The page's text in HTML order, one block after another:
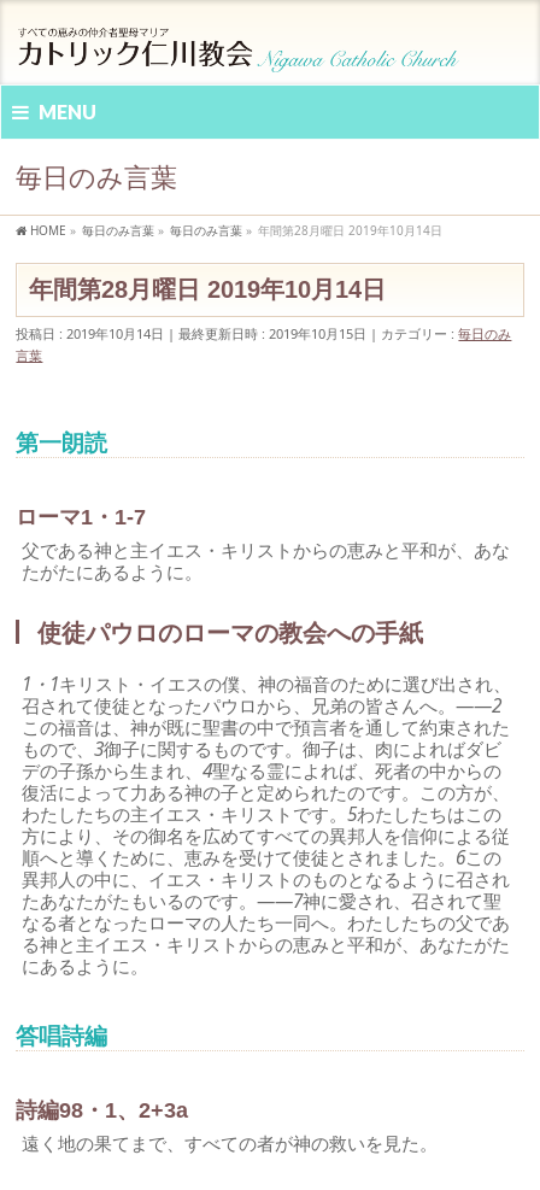
MENU
毎日のみ言葉
HOME » 毎日のみ言葉 » 毎日のみ言葉 » 年間第28月曜日 2019年10月14日
年間第28月曜日 2019年10月14日
投稿日 : 2019年10月14日 最終更新日時 : 2019年10月15日 カテゴリー :毎日のみ
言葉
第一朗読
ローマ1・1-7
父である神と主イエス・キリストからの恵みと平和が、あな
たがたにあるように。
使徒パウロのローマの教会への手紙
1・1キリスト・イエスの僕、神の福音のために選び出され、
召されて使徒となったパウロから、兄弟の皆さんへ。――2
この福音は、神が既に聖書の中で預言者を通して約束された
もので、3御子に関するものです。御子は、肉によればダビ
デの子孫から生まれ、4聖なる霊によれば、死者の中からの
復活によって力ある神の子と定められたのです。この方が、
わたしたちの主イエス・キリストです。5わたしたちはこの
方により、その御名を広めてすべての異邦人を信仰による従
順へと導くために、恵みを受けて使徒とされました。 6この
異邦人の中に、イエス・キリストのものとなるように召され
たあなたがたもいるのです。――7神に愛され、召されて聖
なる者となったローマの人たち一同へ。わたしたちの父であ
る神と主イエス・キリストからの恵みと平和が、あなたがた
にあるように。
答唱詩編
詩編98・1、2+3a
遠く地の果てまで、すべての者が神の救いを見た。